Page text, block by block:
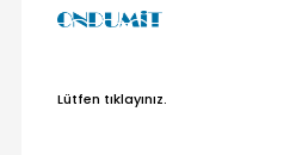
Lütfen tıklayınız.